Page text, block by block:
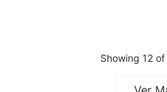
Showing 12